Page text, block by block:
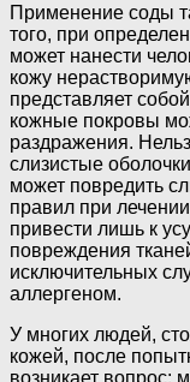
Применение соды
того, при
может нанести
кожу
представляет
кожные покровы
раздражения.
слизистые
может повредить
правил при
привести лишь к
повреждения
исключительных
аллергеном.
У многих людей,
кожей, после
возникает вопрос: